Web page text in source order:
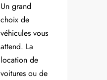
Un grand
choix de
véhicules vous
attend. La
location de
voitures ou de